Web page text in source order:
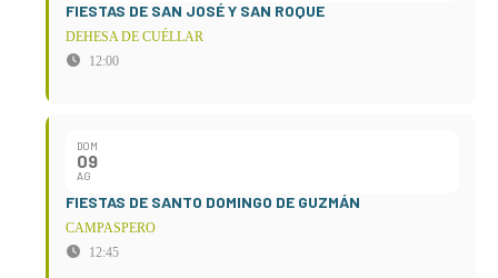
FIESTAS DE SAN JOSÉ Y SAN ROQUE
DEHESA DE CUÉLLAR
12:00
DOM
09
AG
FIESTAS DE SANTO DOMINGO DE GUZMÁN
CAMPASPERO
12:45